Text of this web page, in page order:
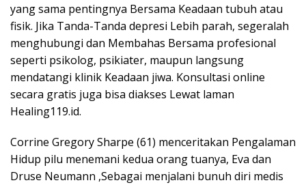
yang sama pentingnya Bersama Keadaan tubuh atau
fisik. Jika Tanda-Tanda depresi Lebih parah, segeralah
menghubungi dan Membahas Bersama profesional
seperti psikolog, psikiater, maupun langsung
mendatangi klinik Keadaan jiwa. Konsultasi online
secara gratis juga bisa diakses Lewat laman
Healing119.id.
Corrine Gregory Sharpe (61) menceritakan Pengalaman
Hidup pilu menemani kedua orang tuanya, Eva dan
Druse Neumann ,Sebagai menjalani bunuh diri medis